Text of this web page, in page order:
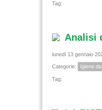
Tag:
Analisi
lunedì 13 gennaio
Categorie: Igiene
Tag: